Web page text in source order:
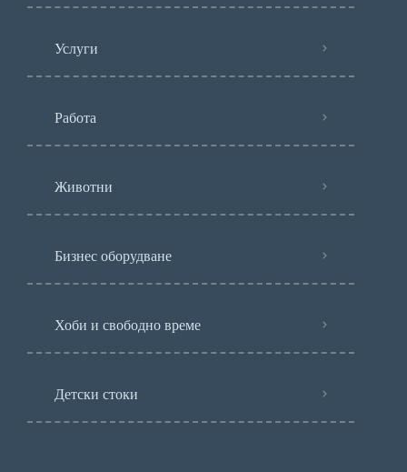
Услуги
Работа
Животни
Бизнес оборудване
Хоби и свободно време
Детски стоки